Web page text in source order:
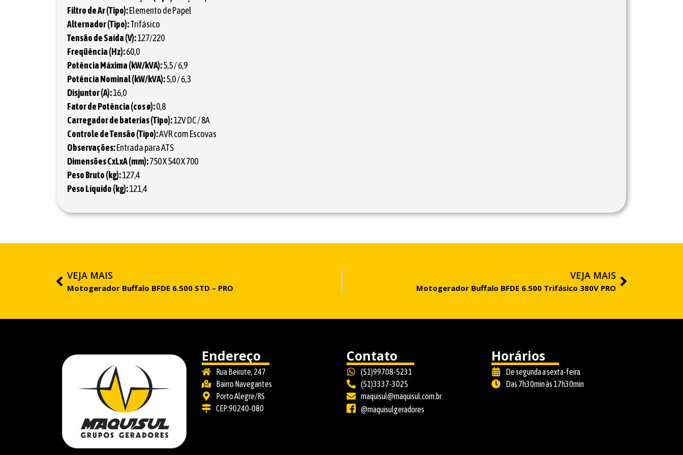
Filtro de Ar (Tipo):Elemento de Papel
Alternador (Tipo):Trifásico
Tensão de Saída (V):127/220
Freqüência (Hz):60,0
Potência Máxima (kW/kVA):5,5 / 6,9
Potência Nominal (kW/kVA):5,0 / 6,3
Disjuntor (A):16,0
Fator de Potência (cos ø):0,8
Carregador de baterias (Tipo):12V DC / 8A
Controle de Tensão (Tipo):AVR com Escovas
Observações:Entrada para ATS
Dimensões CxLxA (mm):750 X 540 X 700
Peso Bruto (kg):127,4
Peso Líquido (kg):121,4
VEJA MAIS
Motogerador Buffalo BFDE 6.500 STD – PRO
VEJA MAIS
Motogerador Buffalo BFDE 6.500 Trifásico 380V PRO
Endereço
Rua Beirute, 247
Bairro Navegantes
Porto Alegre/RS
CEP:90240-080
Contato
(51)99708-5231
(51)3337-3025
maquisul@maquisul.com.br
@maquisulgeradores
Horários
De segunda a sexta-feira
Das 7h30min às 17h30min